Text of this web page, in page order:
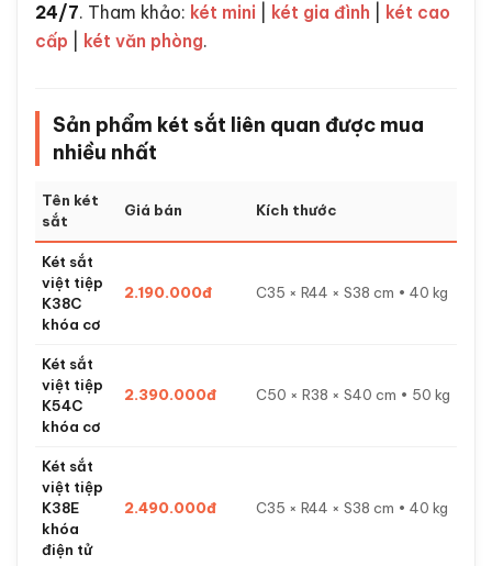
24/7. Tham khảo: két mini két gia đình
két cao
cấp
két văn phòng.
Sản phẩm két sắt liên quan được mua
nhiều nhất
Tên két
sắt
Giá bán Kích thước
Két sắt
việt tiệp
K38C
khóa cơ
2.190.000đ C35 × R44 × S38 cm • 40 kg
Két sắt
việt tiệp
K54C
khóa cơ
2.390.000đ C50 × R38 × S40 cm • 50 kg
Két sắt
việt tiệp
K38E
khóa
điện tử
2.490.000đ C35 × R44 × S38 cm • 40 kg